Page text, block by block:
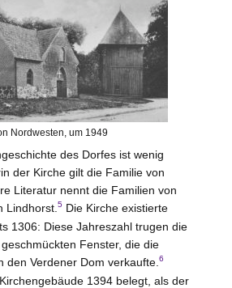
Nordwesten, um 1949
des Dorfes ist wenig
der Kirche gilt die Familie von
Literatur nennt die Familien von
Lindhorst. 5Die Kirche existierte
1306: Diese Jahreszahl trugen die
Fenster, die die
den Verdener Dom verkaufte. 6
1394 belegt, als der